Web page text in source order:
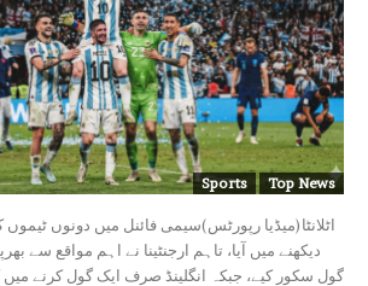
Sports Top News
اٹلانٹا(میڈیا رپورٹس)سیمی فائنل میں دونوں
دیکھنے میں آیا، تاہم ارجنٹینا نے اہم مواقع سے
گول سکور کیے، جبکہ انگلینڈ صرف ایک گول کرنے میں